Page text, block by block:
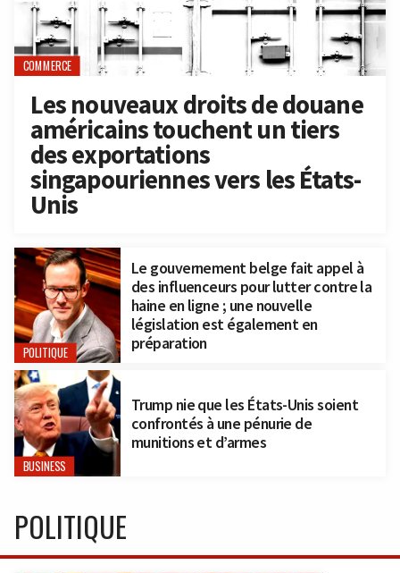
COMMERCE
Les nouveaux droits de douane
américains touchent un tiers
des exportations
singapouriennes vers les États-
Unis
POLITIQUE
Le gouvernement belge fait appel à
des influenceurs pour lutter contre la
haine en ligne ; une nouvelle
législation est également en
préparation
BUSINESS
Trump nie que les États-Unis soient
confrontés à une pénurie de
munitions et d’armes
POLITIQUE